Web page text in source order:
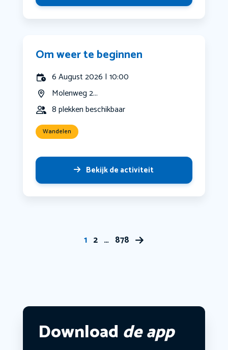
Om weer te beginnen
6 August 2026 | 10:00
Molenweg 2...
8 plekken beschikbaar
Wandelen
Bekijk de activiteit
1 2 … 878
Download de app